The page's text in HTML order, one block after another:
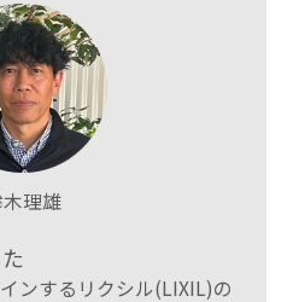
理雄
ンするリクシル(LIXIL)の